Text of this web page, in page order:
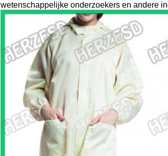
wetenschappelijke onderzoekers en andere